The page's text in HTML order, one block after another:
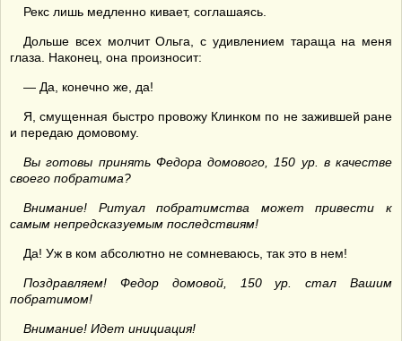
Рекс лишь медленно кивает, соглашаясь.
Дольше всех молчит Ольга, с удивлением тараща на меня
глаза. Наконец, она произносит:
— Да, конечно же, да!
Я, смущенная быстро провожу Клинком по не зажившей ране
и передаю домовому.
Вы готовы принять Федора домового, 150 ур. в качестве
своего побратима?
Внимание! Ритуал побратимства может привести к
самым непредсказуемым последствиям!
Да! Уж в ком абсолютно не сомневаюсь, так это в нем!
Поздравляем! Федор домовой, 150 ур. стал Вашим
побратимом!
Внимание! Идет инициация!